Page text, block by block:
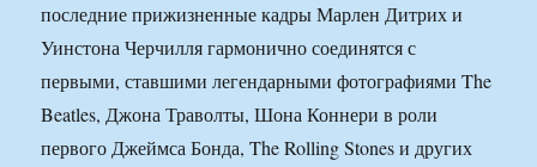
последние прижизненные кадры Марлен Дитрих и
Уинстона Черчилля гармонично соединятся с
первыми, ставшими легендарными фотографиями The
Beatles, Джона Траволты, Шона Коннери в роли
первого Джеймса Бонда, The Rolling Stones и других